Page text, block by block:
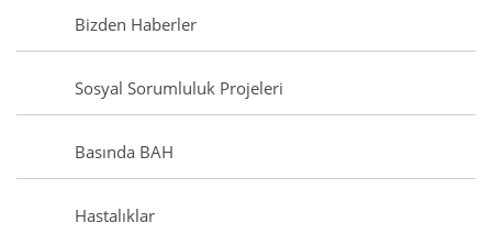
Bizden Haberler
Sosyal Sorumluluk Projeleri
Basında BAH
Hastalıklar